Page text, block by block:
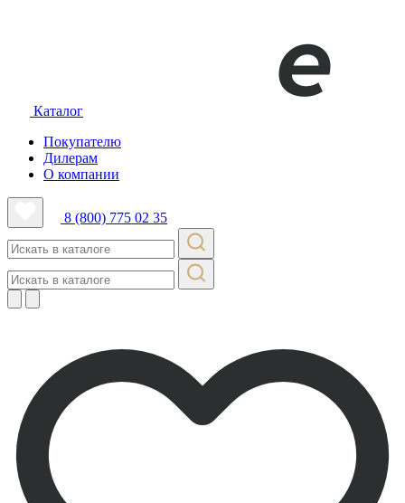
Каталог
Покупателю
Дилерам
О компании
8 (800) 775 02 35